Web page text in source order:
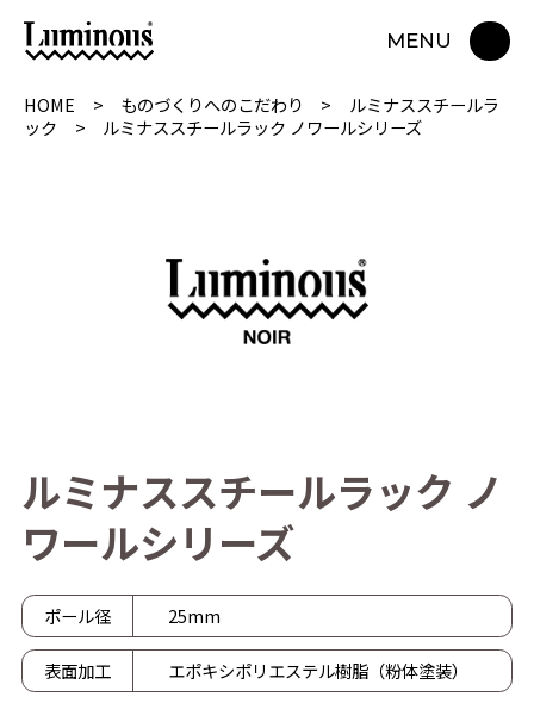
MENU
HOME ものづくりへのこだわり
ルミナススチールラ
ック
ルミナススチールラック ノワールシリーズ
ルミナススチールラック ノ
ワールシリーズ
ポール径 25mm
表面加工 エポキシポリエステル樹脂（粉体塗装）